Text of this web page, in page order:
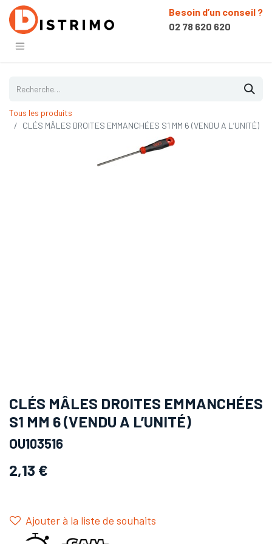
Besoin d’un conseil ?
02 78 620 620
Tous les produits
CLÉS MÂLES DROITES EMMANCHÉES S1 MM 6 (VENDU A L’UNITÉ)
CLÉS MÂLES DROITES EMMANCHÉES
S1 MM 6 (VENDU A L’UNITÉ)
OU103516
2,13 €
Ajouter à la liste de souhaits